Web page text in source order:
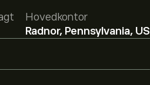
Hovedkontor
Radnor, Pennsylvania, US
finansielle rapporter
prisbevegelser.